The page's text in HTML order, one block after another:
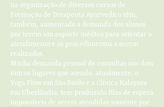
na organização de diversos cursos de
Formação de Terapeuta Ayurvedico têm,
também, aumentado a demanda dos alunos
por terem um suporte médico para orientar o
atendimento e os procedimentos a serem
realizados.
Minha demanda pessoal de consultas nos dois
únicos lugares que atendo, atualmente, o
Yoga Flow em São Paulo e a Clínica Kalayasa
em Uberlândia, tem produzido filas de espera
impossíveis de serem atendidas somente por